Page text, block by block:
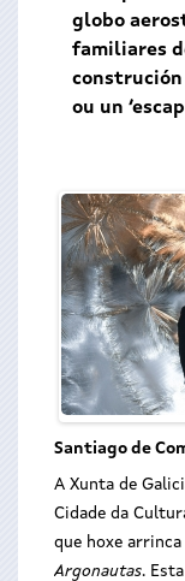
globo
familiares
ou un
Santiago de
A Xunta de
Cidade da
que hoxe
Argonautas.